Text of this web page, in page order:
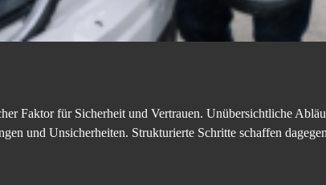
Faktor für Sicherheit und Vertrauen. Unübersichtliche
und Unsicherheiten. Strukturierte Schritte schaffen